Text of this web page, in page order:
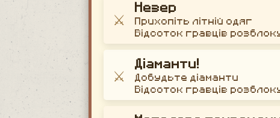
⚔️
Незер
Прихопіть літній одяг
Відсоток гравців
⚔️
Діаманти!
Добудьте діаманти
Відсоток гравців